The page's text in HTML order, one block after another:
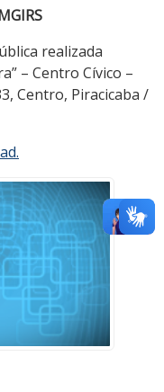
realizada
– Centro Cívico –
Centro, Piracicaba /